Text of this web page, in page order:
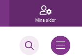
Mina sidor